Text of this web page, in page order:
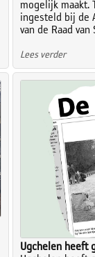
mogelijk maakt.
ingesteld bij de
van de Raad van
Lees verder
Ugchelen heeft